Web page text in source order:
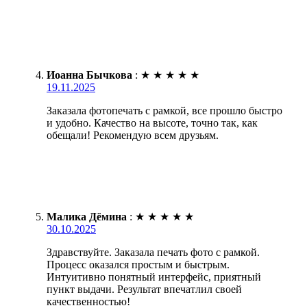
Иоанна Бычкова : ★ ★ ★ ★ ★
19.11.2025
Заказала фотопечать с рамкой, все прошло быстро
и удобно. Качество на высоте, точно так, как
обещали! Рекомендую всем друзьям.
Малика Дёмина : ★ ★ ★ ★ ★
30.10.2025
Здравствуйте. Заказала печать фото с рамкой.
Процесс оказался простым и быстрым.
Интуитивно понятный интерфейс, приятный
пункт выдачи. Результат впечатлил своей
качественностью!